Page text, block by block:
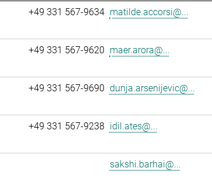
+49 331 567-9634 matilde.accorsi@...
+49 331 567-9620 maer.arora@...
+49 331 567-9690 dunja.arsenijevic@...
+49 331 567-9238 idil.ates@...
sakshi.barhai@...